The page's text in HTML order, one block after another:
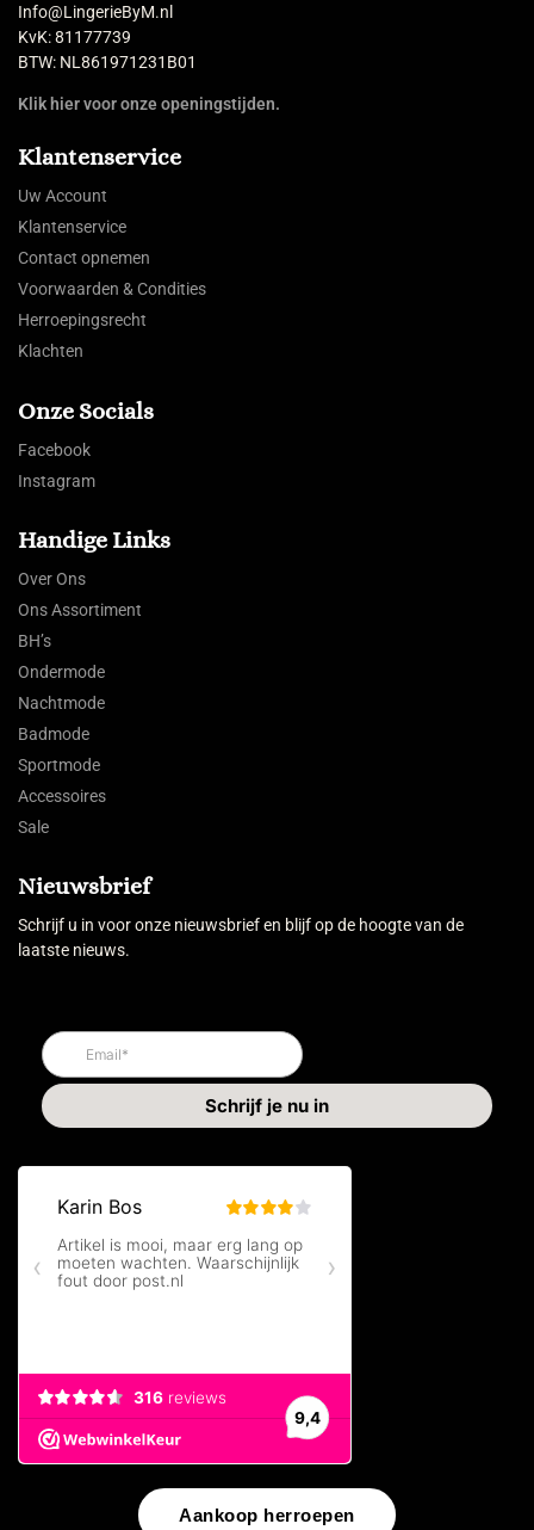
Info@LingerieByM.nl
KvK: 81177739
BTW: NL861971231B01
Klik hier voor onze openingstijden.
Klantenservice
Uw Account
Klantenservice
Contact opnemen
Voorwaarden & Condities
Herroepingsrecht
Klachten
Onze Socials
Facebook
Instagram
Handige Links
Over Ons
Ons Assortiment
BH’s
Ondermode
Nachtmode
Badmode
Sportmode
Accessoires
Sale
Nieuwsbrief
Schrijf u in voor onze nieuwsbrief en blijf op de hoogte van de
laatste nieuws.
Aankoop herroepen